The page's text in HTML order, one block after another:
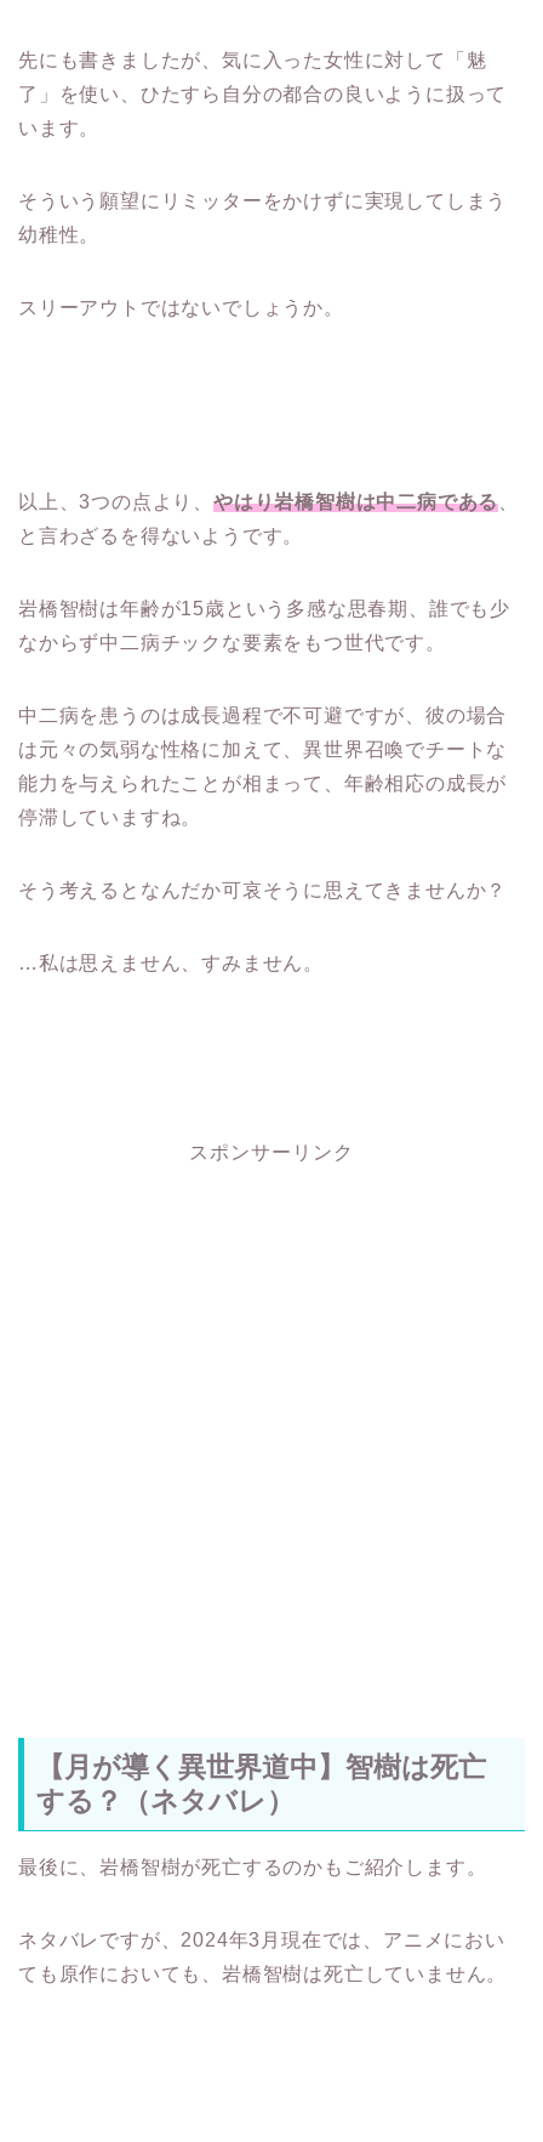
先にも書きましたが、気に入った女性に対して「魅
了」を使い、ひたすら自分の都合の良いように扱って
います。
そういう願望にリミッターをかけずに実現してしまう
幼稚性。
スリーアウトではないでしょうか。
以上、3つの点より、 やはり岩橋智樹は中二病である
と言わざるを得ないようです。
岩橋智樹は年齢が15歳という多感な思春期、誰でも少
なからず中二病チックな要素をもつ世代です。
中二病を患うのは成長過程で不可避ですが、彼の場合
は元々の気弱な性格に加えて、異世界召喚でチートな
能力を与えられたことが相まって、年齢相応の成長が
停滞していますね。
そう考えるとなんだか可哀そうに思えてきませんか？
…私は思えません、すみません。
スポンサーリンク
【月が導く異世界道中】智樹は死亡
する？（ネタバレ）
最後に、岩橋智樹が死亡するのかもご紹介します。
ネタバレですが、2024年3月現在では、アニメにおい
ても原作においても、岩橋智樹は死亡していません。